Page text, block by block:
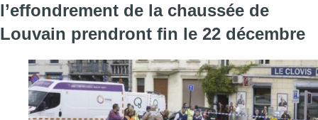
l’effondrement de la chaussée de
Louvain prendront fin le 22 décembre